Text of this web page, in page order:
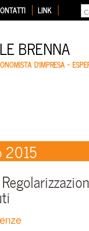
LINK
BRENNA
D'IMPRESA –
2015